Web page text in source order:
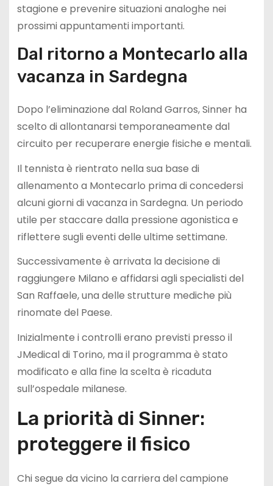
stagione e prevenire situazioni analoghe nei
prossimi appuntamenti importanti.
Dal ritorno a Montecarlo alla
vacanza in Sardegna
Dopo l’eliminazione dal Roland Garros, Sinner ha
scelto di allontanarsi temporaneamente dal
circuito per recuperare energie fisiche e mentali.
Il tennista è rientrato nella sua base di
allenamento a Montecarlo prima di concedersi
alcuni giorni di vacanza in Sardegna. Un periodo
utile per staccare dalla pressione agonistica e
riflettere sugli eventi delle ultime settimane.
Successivamente è arrivata la decisione di
raggiungere Milano e affidarsi agli specialisti del
San Raffaele, una delle strutture mediche più
rinomate del Paese.
Inizialmente i controlli erano previsti presso il
JMedical di Torino, ma il programma è stato
modificato e alla fine la scelta è ricaduta
sull’ospedale milanese.
La priorità di Sinner:
proteggere il fisico
Chi segue da vicino la carriera del campione